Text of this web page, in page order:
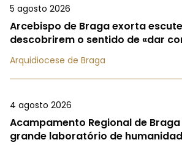
5 agosto 2026
Arcebispo de Braga exorta
descobrirem o sentido de «dar
Arquidiocese de Braga
4 agosto 2026
Acampamento Regional de Braga
grande laboratório de